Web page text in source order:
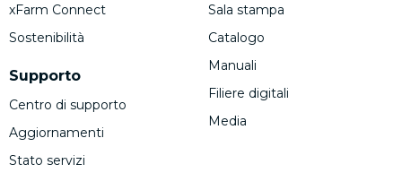
xFarm Connect
Sostenibilità
Supporto
Centro di supporto
Aggiornamenti
Stato servizi
Sala stampa
Catalogo
Manuali
Filiere digitali
Media